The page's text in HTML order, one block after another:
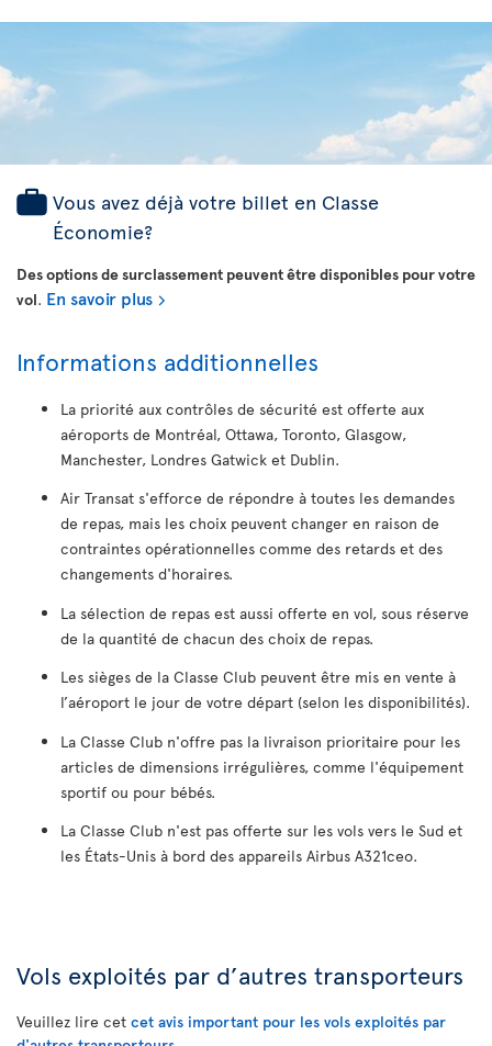
Vous avez déjà votre billet en Classe
Économie?
Des options de surclassement peuvent être disponibles pour votre
vol. En savoir plus
Informations additionnelles
La priorité aux contrôles de sécurité est offerte aux
aéroports de Montréal, Ottawa, Toronto, Glasgow,
Manchester, Londres Gatwick et Dublin.
Air Transat s'efforce de répondre à toutes les demandes
de repas, mais les choix peuvent changer en raison de
contraintes opérationnelles comme des retards et des
changements d'horaires.
La sélection de repas est aussi offerte en vol, sous réserve
de la quantité de chacun des choix de repas.
Les sièges de la Classe Club peuvent être mis en vente à
l’aéroport le jour de votre départ (selon les disponibilités).
La Classe Club n'offre pas la livraison prioritaire pour les
articles de dimensions irrégulières, comme l'équipement
sportif ou pour bébés.
La Classe Club n'est pas offerte sur les vols vers le Sud et
les États-Unis à bord des appareils Airbus A321ceo.
Vols exploités par d’autres transporteurs
Veuillez lire cet cet avis important pour les vols exploités par